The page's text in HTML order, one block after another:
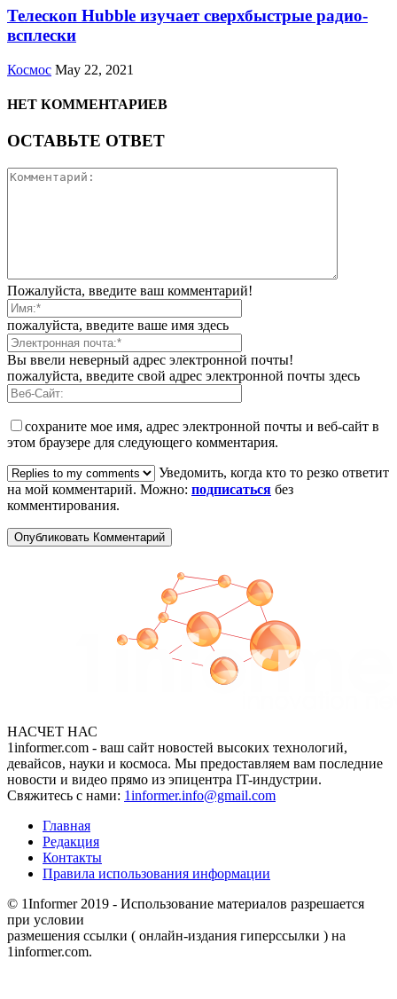
Телескоп Hubble изучает сверхбыстрые радио-
всплески
Космос May 22, 2021
НЕТ КОММЕНТАРИЕВ
ОСТАВЬТЕ ОТВЕТ
Пожалуйста, введите ваш комментарий!
пожалуйста, введите ваше имя здесь
Вы ввели неверный адрес электронной почты!
пожалуйста, введите свой адрес электронной почты здесь
сохраните мое имя, адрес электронной почты и веб-сайт в
этом браузере для следующего комментария.
Уведомить, когда кто то резко ответит
на мой комментарий. Можно: подписаться без
комментирования.
НАСЧЕТ НАС
1informer.com - ваш сайт новостей высоких технологий,
девайсов, науки и космоса. Мы предоставляем вам последние
новости и видео прямо из эпицентра IT-индустрии.
Свяжитесь с нами: 1informer.info@gmail.com
Главная
Редакция
Контакты
Правила использования информации
© 1Informer 2019 - Использование материалов разрешается
при условии
размешения ссылки ( онлайн-издания гиперссылки ) на
1informer.com.